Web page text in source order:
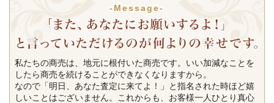
-Message-
私たちの商売は、地元に根付いた商売です。いい加減なことを
したら商売を続けることができなくなりますから。
なので「明日、あなた査定に来てよ！」と指名された時ほど嬉
しいことはございません。これからも、お客様一人ひとり真心